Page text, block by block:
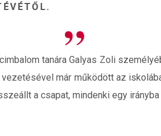
tanára Galyas Zoli
már működött az
a csapat, mindenki egy